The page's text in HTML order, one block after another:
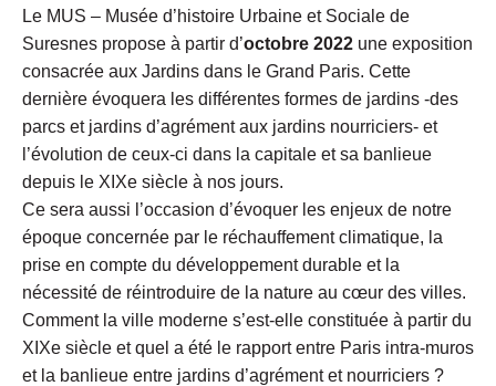
Le MUS – Musée d’histoire Urbaine et Sociale de
Suresnes propose à partir d’octobre 2022 une exposition
consacrée aux Jardins dans le Grand Paris. Cette
dernière évoquera les différentes formes de jardins -des
parcs et jardins d’agrément aux jardins nourriciers- et
l’évolution de ceux-ci dans la capitale et sa banlieue
depuis le XIXe siècle à nos jours.
Ce sera aussi l’occasion d’évoquer les enjeux de notre
époque concernée par le réchauffement climatique, la
prise en compte du développement durable et la
nécessité de réintroduire de la nature au cœur des villes.
Comment la ville moderne s’est-elle constituée à partir du
XIXe siècle et quel a été le rapport entre Paris intra-muros
et la banlieue entre jardins d’agrément et nourriciers ?